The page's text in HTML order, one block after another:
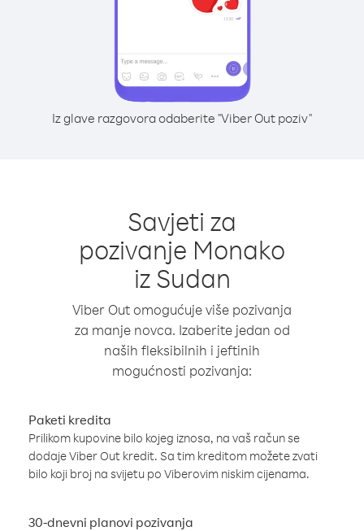
Iz glave razgovora odaberite "Viber Out poziv"
Savjeti za
pozivanje Monako
iz Sudan
Viber Out omogućuje više pozivanja
za manje novca. Izaberite jedan od
naših fleksibilnih i jeftinih
mogućnosti pozivanja:
Paketi kredita
Prilikom kupovine bilo kojeg iznosa, na vaš račun se
dodaje Viber Out kredit. Sa tim kreditom možete zvati
bilo koji broj na svijetu po Viberovim niskim cijenama.
30-dnevni planovi pozivanja